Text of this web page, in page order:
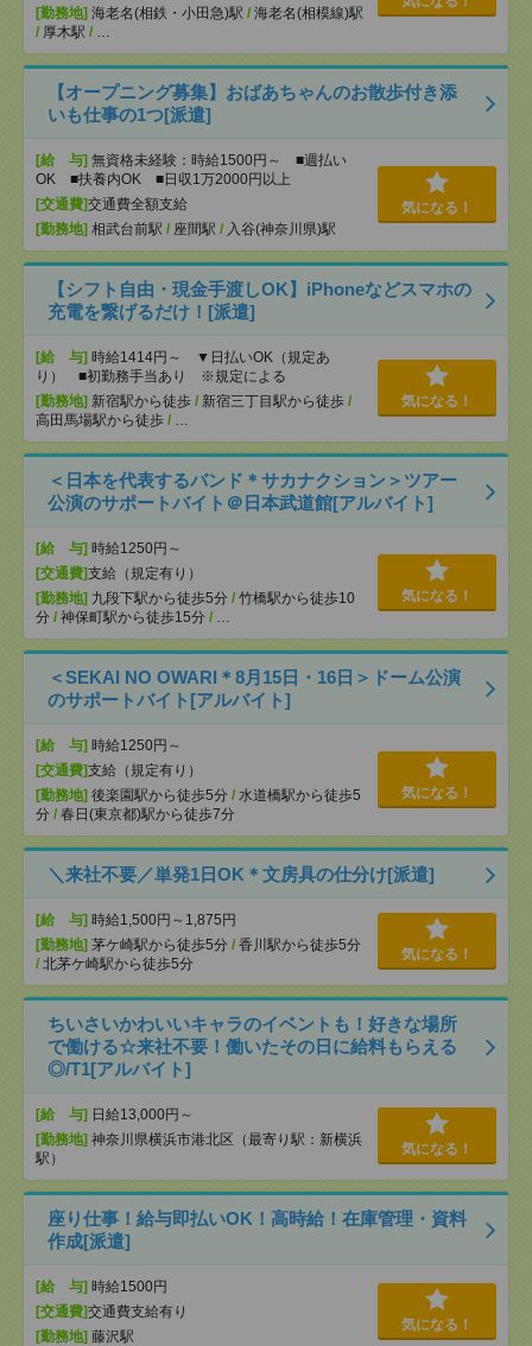
[勤務地] 海老名(相鉄・小田急)駅 / 海老名(相模線)駅
/ 厚木駅 / …
【オープニング募集】おばあちゃんのお散歩付き添
いも仕事の1つ[派遣]
[給 与] 無資格未経験：時給1500円～ ■週払い
OK ■扶養内OK ■日収1万2000円以上
[交通費]交通費全額支給
[勤務地] 相武台前駅 / 座間駅 / 入谷(神奈川県)駅
気になる！
【シフト自由・現金手渡しOK】iPhoneなどスマホの
充電を繋げるだけ！[派遣]
[給 与] 時給1414円～ ▼日払いOK（規定あ
り） ■初勤務手当あり ※規定による
[勤務地] 新宿駅から徒歩 / 新宿三丁目駅から徒歩 /
高田馬場駅から徒歩 / …
気になる！
＜日本を代表するバンド＊サカナクション＞ツアー
公演のサポートバイト＠日本武道館[アルバイト]
[給 与] 時給1250円～
[交通費]支給（規定有り）
[勤務地] 九段下駅から徒歩5分 / 竹橋駅から徒歩10
分 / 神保町駅から徒歩15分 / …
気になる！
＜SEKAI NO OWARI＊8月15日・16日＞ドーム公演
のサポートバイト[アルバイト]
[給 与] 時給1250円～
[交通費]支給（規定有り）
[勤務地] 後楽園駅から徒歩5分 / 水道橋駅から徒歩5
分 / 春日(東京都)駅から徒歩7分
気になる！
＼来社不要／単発1日OK＊文房具の仕分け[派遣]
[給 与] 時給1,500円～1,875円
[勤務地] 茅ケ崎駅から徒歩5分 / 香川駅から徒歩5分
/ 北茅ケ崎駅から徒歩5分
気になる！
ちいさいかわいいキャラのイベントも！好きな場所
で働ける☆来社不要！働いたその日に給料もらえる
◎/T1[アルバイト]
[給 与] 日給13,000円～
[勤務地] 神奈川県横浜市港北区（最寄り駅：新横浜
駅）
気になる！
座り仕事！給与即払いOK！高時給！在庫管理・資料
作成[派遣]
[給 与] 時給1500円
[交通費]交通費支給有り
[勤務地] 藤沢駅
気になる！